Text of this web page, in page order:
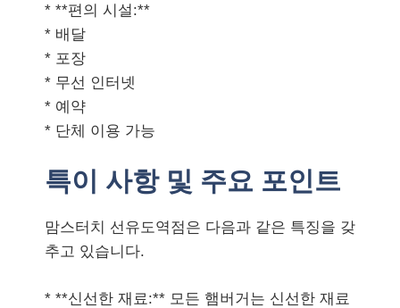
* **편의 시설:**
* 배달
* 포장
* 무선 인터넷
* 예약
* 단체 이용 가능
특이 사항 및 주요 포인트
맘스터치 선유도역점은 다음과 같은 특징을 갖
추고 있습니다.
* **신선한 재료:** 모든 햄버거는 신선한 재료